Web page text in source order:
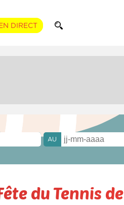
EN DIRECT
AU
du Tennis de